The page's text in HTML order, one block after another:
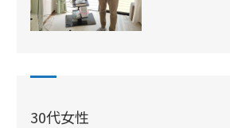
30代女性